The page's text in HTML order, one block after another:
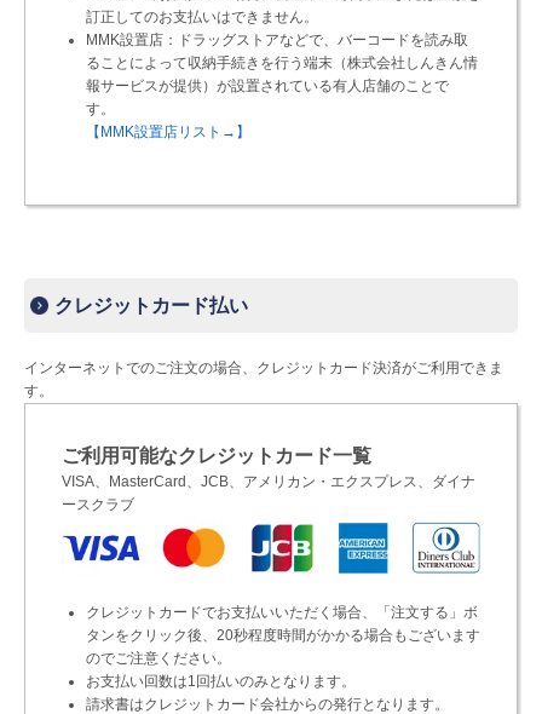
訂正してのお支払いはできません。
MMK設置店：ドラッグストアなどで、バーコードを読み取
ることによって収納手続きを行う端末（株式会社しんきん情
報サービスが提供）が設置されている有人店舗のことで
す。
【MMK設置店リスト→】
クレジットカード払い
インターネットでのご注文の場合、クレジットカード決済がご利用できま
す。
ご利用可能なクレジットカード一覧
VISA、MasterCard、JCB、アメリカン・エクスプレス、ダイナ
ースクラブ
クレジットカードでお支払いいただく場合、「注文する」ボ
タンをクリック後、20秒程度時間がかかる場合もございます
のでご注意ください。
お支払い回数は1回払いのみとなります。
請求書はクレジットカード会社からの発行となります。